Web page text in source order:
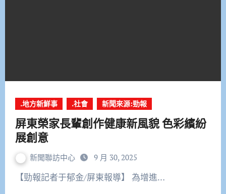
.地方新鮮事 .社會 新聞來源:勁報
屏東榮家長輩創作健康新風貌 色彩繽紛
展創意
新聞聯訪中心 9 月 30, 2025
【勁報記者于郁金/屏東報導】 為增進…